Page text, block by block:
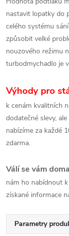
nastavit lopatky do
celého systému
způsobit velké
nouzového režimu
turbodmychadlo je
Výhody pro
k cenám kvalitních
dodatečné slevy,
nabízíme za každé
zdarma.
Válí se vám
nám ho nabídnout
získané informace
Parametry